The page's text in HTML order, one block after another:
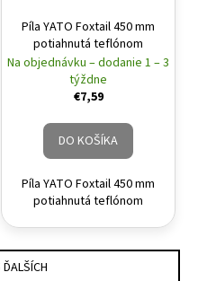
Píla YATO Foxtail 450 mm
potiahnutá teflónom
Na objednávku – dodanie 1 – 3
týždne
€7,59
DO KOŠÍKA
Píla YATO Foxtail 450 mm
potiahnutá teflónom